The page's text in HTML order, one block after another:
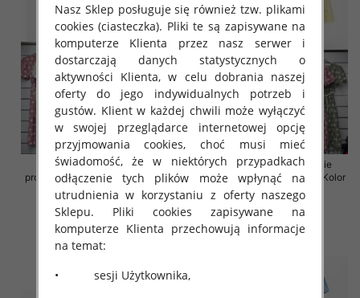
Sukienki damskie (Włoskie
produkt) Roz Standard, Mix Kolor
Paczka 5 szt
43.00 zł
szczegóły
Sukienki damskie (Włoskie
produkt) Roz Standard, Mix Kolor
Paczka 5 szt
43.00 zł
szczegóły
Nasz Sklep posługuje się również tzw. plikami
cookies (ciasteczka). Pliki te są zapisywane na
komputerze Klienta przez nasz serwer i
dostarczają danych statystycznych o
aktywności Klienta, w celu dobrania naszej
oferty do jego indywidualnych potrzeb i
gustów. Klient w każdej chwili może wyłączyć
w swojej przeglądarce internetowej opcję
przyjmowania cookies, choć musi mieć
świadomość, że w niektórych przypadkach
odłączenie tych plików może wpłynąć na
utrudnienia w korzystaniu z oferty naszego
Sklepu. Pliki cookies zapisywane na
komputerze Klienta przechowują informacje
na temat:
• sesji Użytkownika,